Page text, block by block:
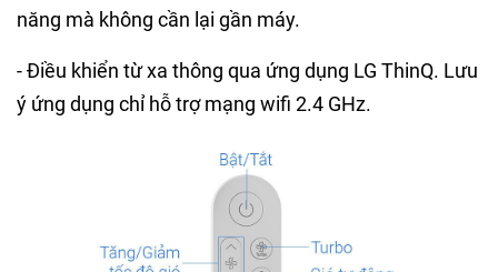
năng mà không cần lại gần máy.
- Điều khiển từ xa thông qua ứng dụng LG ThinQ. Lưu
ý ứng dụng chỉ hỗ trợ mạng wifi 2.4 GHz.